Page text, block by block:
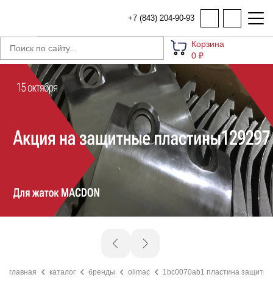
+7 (843) 204-90-93
Корзина
0 ₽
главная каталог бренды olimac 1bc0070ab1 пластина